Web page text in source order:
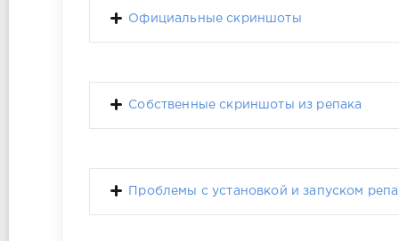
Официальные скриншоты
Собственные скриншоты из репака
Проблемы с установкой и запуском